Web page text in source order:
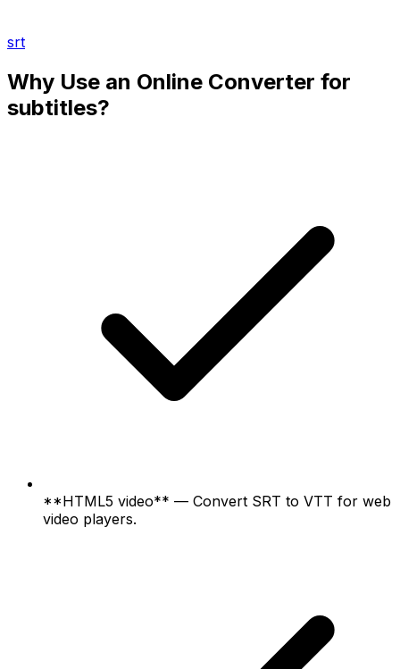
srt
Why Use an Online Converter for
subtitles?
**HTML5 video** — Convert SRT to VTT for web
video players.